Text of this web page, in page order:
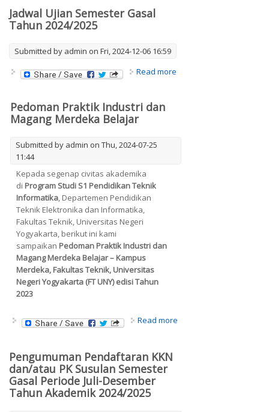
Jadwal Ujian Semester Gasal
Tahun 2024/2025
Submitted by admin on Fri, 2024-12-06 16:59
Read more
Pedoman Praktik Industri dan
Magang Merdeka Belajar
Submitted by admin on Thu, 2024-07-25
11:44
Kepada segenap civitas akademika
di Program Studi S1 Pendidikan Teknik
Informatika, Departemen Pendidikan
Teknik Elektronika dan Informatika,
Fakultas Teknik, Universitas Negeri
Yogyakarta, berikut ini kami
sampaikan Pedoman Praktik Industri dan
Magang Merdeka Belajar – Kampus
Merdeka, Fakultas Teknik, Universitas
Negeri Yogyakarta (FT UNY) edisi Tahun
2023
Read more
Pengumuman Pendaftaran KKN
dan/atau PK Susulan Semester
Gasal Periode Juli-Desember
Tahun Akademik 2024/2025